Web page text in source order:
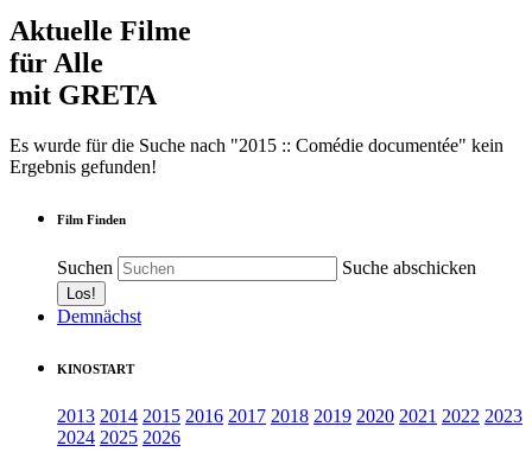
Aktuelle Filme
für Alle
mit GRETA
Es wurde für die Suche nach "2015 :: Comédie documentée" kein
Ergebnis gefunden!
Film Finden
Suchen Suche abschicken
Demnächst
KINOSTART
2013 2014 2015 2016 2017 2018 2019 2020 2021 2022 2023
2024 2025 2026